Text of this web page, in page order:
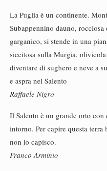
La Puglia è un continente.
Subappennino dauno,
garganico, si stende in una
siccitosa sulla Murgia,
diventare di sughero e neve a
e aspra nel Salento
Raffaele Nigro
Il Salento è un grande orto
intorno. Per capire questa
non lo capisco.
Franco Arminio